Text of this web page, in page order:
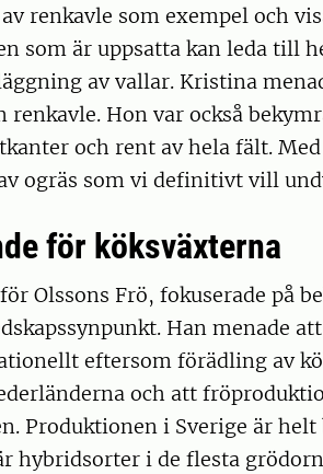
renkavle som exempel och
som är uppsatta kan leda till
av vallar. Kristina
renkavle. Hon var också
och rent av hela fält.
ogräs som vi definitivt vill
för köksväxterna
Olssons Frö, fokuserade på
Han menade
eftersom förädling av
och att
Produktionen i Sverige är
hybridsorter i de flesta